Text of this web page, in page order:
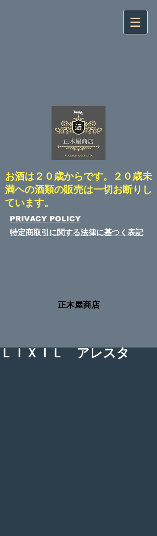
​お酒は２０歳からです。２０歳未
満ヘの酒類の販売は一切お断りし
ています。
​PRIVACY POLICY
特定商取引に関する法律​に基つく表記
​正木屋商店
ＬＩＸＩＬ アレスタ